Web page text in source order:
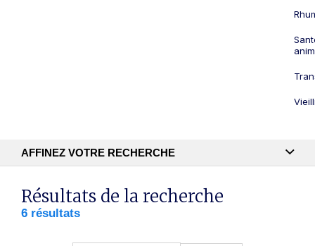
AFFINEZ VOTRE RECHERCHE
Recherche textuelle
Résultats de la recherche
6 résultats